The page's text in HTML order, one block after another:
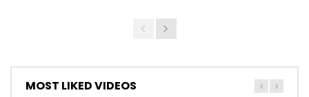
MOST LIKED VIDEOS